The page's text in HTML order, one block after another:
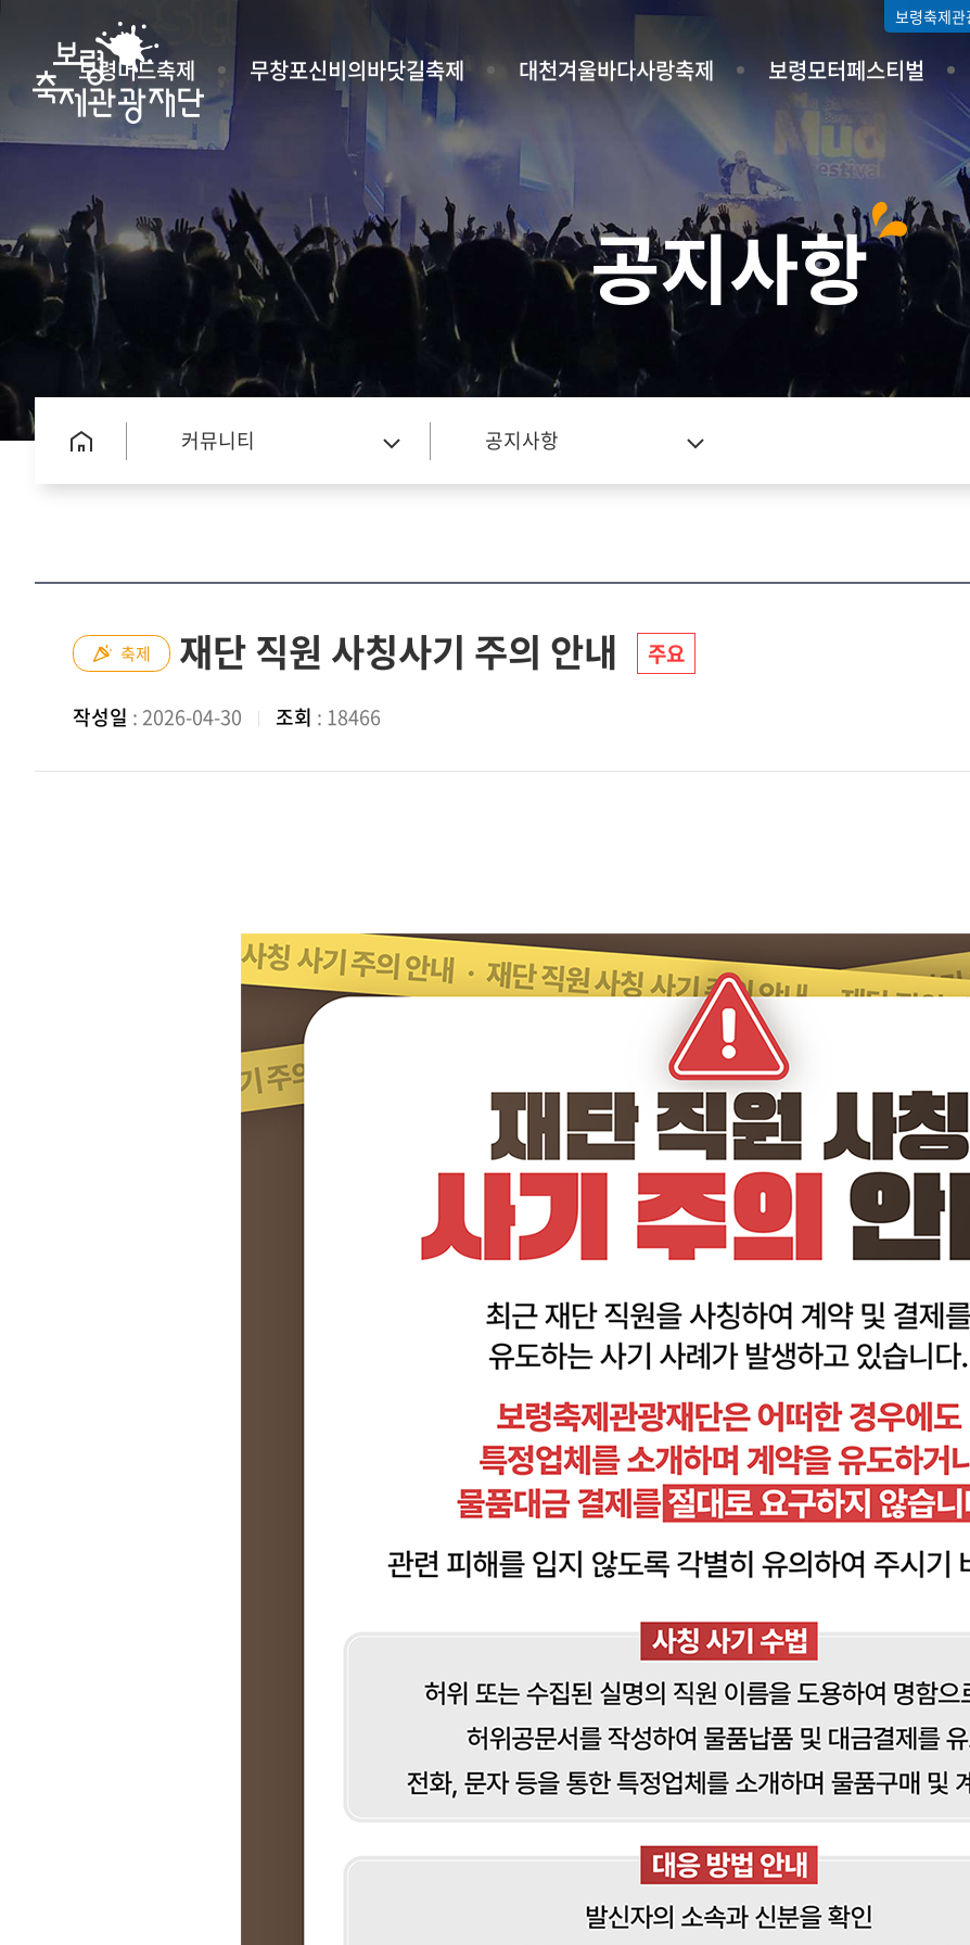
보령머드축제 무창포신비의바닷길축제 대천겨울바다사랑축제 보령모터페스티벌
보령축제관
공지사항
커뮤니티 공지사항
축제 재단 직원 사칭사기 주의 안내 주요
작성일 : 2026-04-30 조회 : 18466